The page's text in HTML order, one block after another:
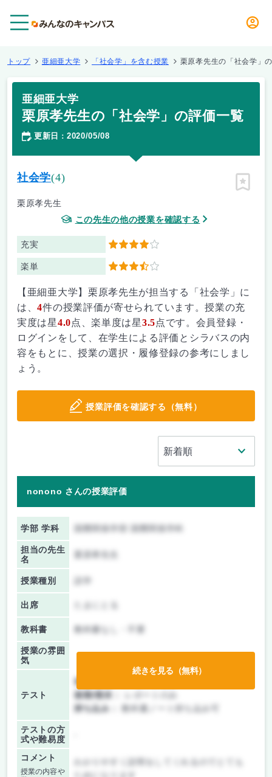
トップ 亜細亜大学 「社会学」を含む授業 栗原孝先生の「社会学」
亜細亜大学
栗原孝先生の「社会学」の評価一覧
更新日 ： 2020/05/08
社会学(4)
栗原孝先生
この先生の他の授業を確認する
充実 4
楽単 3.5
ピン留
【亜細亜大学】栗原孝先生が担当する「社会学」に
は、4件の授業評価が寄せられています。授業の充
実度は星4.0点、楽単度は星3.5点です。会員登録・
ログインをして、在学生による評価とシラバスの内
容をもとに、授業の選択・履修登録の参考にしまし
ょう。
授業評価を確認する（無料）
nonono さんの授業評価
学部 学科
担当の先生
名
授業種別
出席
教科書 教科書なし・不要
授業の雰囲
気
テスト
前期/中間：
後期/期末：
持ち込み：
教科書ノート持ち込み可
テストの方
式や難易度
コメント
授業の内容や
続きを見る（無料）